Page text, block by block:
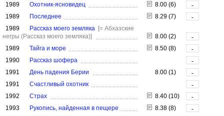
1989
Охотник-ясновидец 8.00 (6)
-
1989
Последнее 8.29 (7)
-
1989
Рассказ моего земляка [= Абхазские
негры (Рассказ моего земляка)]
8.00 (2)
-
1989
Тайга и море 8.50 (8)
-
1990
Рассказ шофера
-
1991
День падения Берии 8.00 (1)
-
1991
Счастливый охотник
-
1992
Страх 8.40 (10)
-
1993
Рукопись, найденная в пещере 8.38 (8)
-